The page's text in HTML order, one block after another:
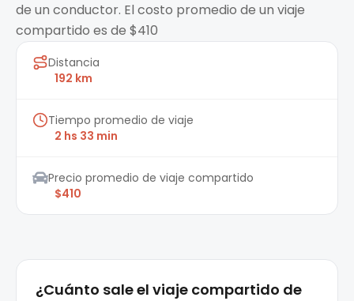
de un conductor. El costo promedio de un viaje
compartido es de $410
Distancia
192 km
Tiempo promedio de viaje
2 hs 33 min
Precio promedio de viaje compartido
$410
¿Cuánto sale el viaje compartido de